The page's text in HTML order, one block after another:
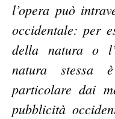
l’opera può
occidentale: per
della natura o
natura
particolare dai
pubblicità